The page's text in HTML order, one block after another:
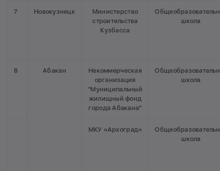
7 Новокузнецк
Министерство
строительства
Кузбасса
школа
8 Абакан
Некоммерческая
организация
"Муниципальный
жилищный фонд
города Абакана"
школа
МКУ «Архоград»
школа